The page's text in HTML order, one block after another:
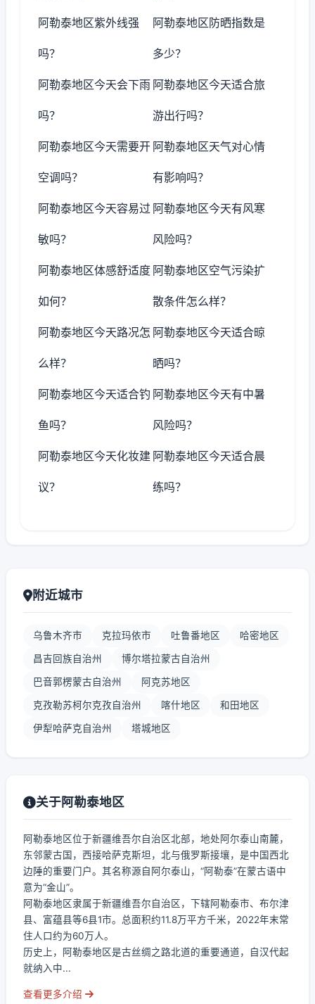
阿勒泰地区紫外线强
吗？
阿勒泰地区防晒指数是
多少？
阿勒泰地区今天会下雨
吗？
阿勒泰地区今天适合旅
游出行吗？
阿勒泰地区今天需要开
空调吗？
阿勒泰地区天气对心情
有影响吗？
阿勒泰地区今天容易过
敏吗？
阿勒泰地区今天有风寒
风险吗？
阿勒泰地区体感舒适度
如何？
阿勒泰地区空气污染扩
散条件怎么样？
阿勒泰地区今天路况怎
么样？
阿勒泰地区今天适合晾
晒吗？
阿勒泰地区今天适合钓
鱼吗？
阿勒泰地区今天有中暑
风险吗？
阿勒泰地区今天化妆建
议？
阿勒泰地区今天适合晨
练吗？
附近城市
乌鲁木齐市 克拉玛依市 吐鲁番地区 哈密地区
昌吉回族自治州 博尔塔拉蒙古自治州
巴音郭楞蒙古自治州 阿克苏地区
克孜勒苏柯尔克孜自治州 喀什地区 和田地区
伊犁哈萨克自治州 塔城地区
关于阿勒泰地区
阿勒泰地区位于新疆维吾尔自治区北部，地处阿尔泰山南麓，
东邻蒙古国，西接哈萨克斯坦，北与俄罗斯接壤，是中国西北
边陲的重要门户。其名称源自阿尔泰山，“阿勒泰”在蒙古语中
意为“金山”。
阿勒泰地区隶属于新疆维吾尔自治区，下辖阿勒泰市、布尔津
县、富蕴县等6县1市。总面积约11.8万平方千米，2022年末常
住人口约为60万人。
历史上，阿勒泰地区是古丝绸之路北道的重要通道，自汉代起
就纳入中...
查看更多介绍